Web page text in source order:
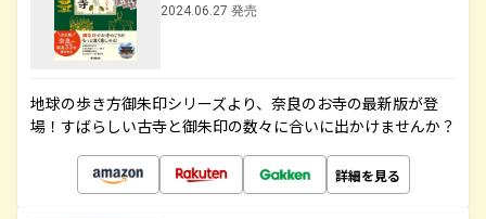
2024.06.27 発売
地球の歩き方御朱印シリーズより、奈良のお寺の最新版が登
場！すばらしい古寺と御朱印の数々に合いに出かけませんか？
詳細を見る